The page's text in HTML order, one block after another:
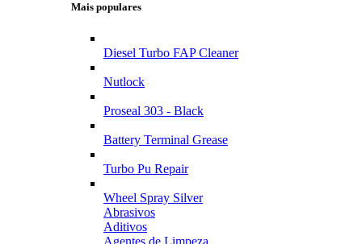
Mais populares
Diesel Turbo FAP Cleaner
Nutlock
Proseal 303 - Black
Battery Terminal Grease
Turbo Pu Repair
Wheel Spray Silver
Abrasivos
Aditivos